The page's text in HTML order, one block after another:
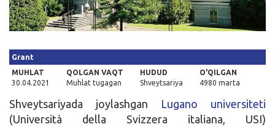
Grant
MUHLAT
30.04.2021
QOLGAN VAQT
Muhlat tugagan
HUDUD
Shveytsariya
O'QILGAN
4980 marta
Shveytsariyada joylashgan Lugano universiteti
(Università della Svizzera italiana , USI)